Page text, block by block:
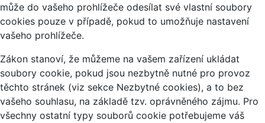
může do vašeho prohlížeče odesílat své vlastní soubory
cookies pouze v případě, pokud to umožňuje nastavení
vašeho prohlížeče.
Zákon stanoví, že můžeme na vašem zařízení ukládat
soubory cookie, pokud jsou nezbytně nutné pro provoz
těchto stránek (viz sekce Nezbytné cookies), a to bez
vašeho souhlasu, na základě tzv. oprávněného zájmu. Pro
všechny ostatní typy souborů cookie potřebujeme váš